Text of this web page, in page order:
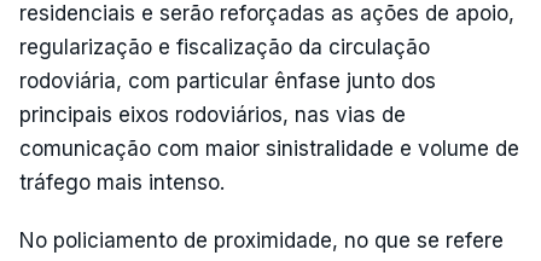
residenciais e serão reforçadas as ações de apoio,
regularização e fiscalização da circulação
rodoviária, com particular ênfase junto dos
principais eixos rodoviários, nas vias de
comunicação com maior sinistralidade e volume de
tráfego mais intenso.
No policiamento de proximidade, no que se refere